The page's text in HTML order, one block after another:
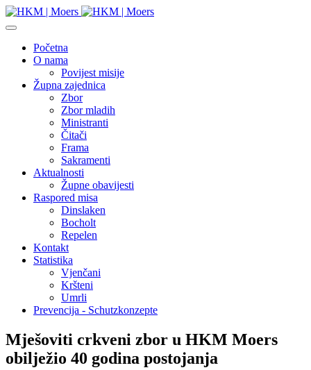
Početna
O nama
Povijest misije
Župna zajednica
Zbor
Zbor mladih
Ministranti
Čitači
Frama
Sakramenti
Aktualnosti
Župne obavijesti
Raspored misa
Dinslaken
Bocholt
Repelen
Kontakt
Statistika
Vjenčani
Kršteni
Umrli
Prevencija - Schutzkonzepte
Mješoviti crkveni zbor u HKM Moers
obilježio 40 godina postojanja